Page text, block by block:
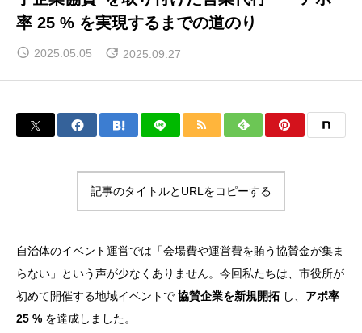
率 25 % を実現するまでの道のり
2025.05.05 2025.09.27
記事のタイトルとURLをコピーする
自治体のイベント運営では「会場費や運営費を賄う協賛金が集ま
らない」という声が少なくありません。今回私たちは、市役所が
初めて開催する地域イベントで 協賛企業を新規開拓 し、 アポ率
25 % を達成しました。